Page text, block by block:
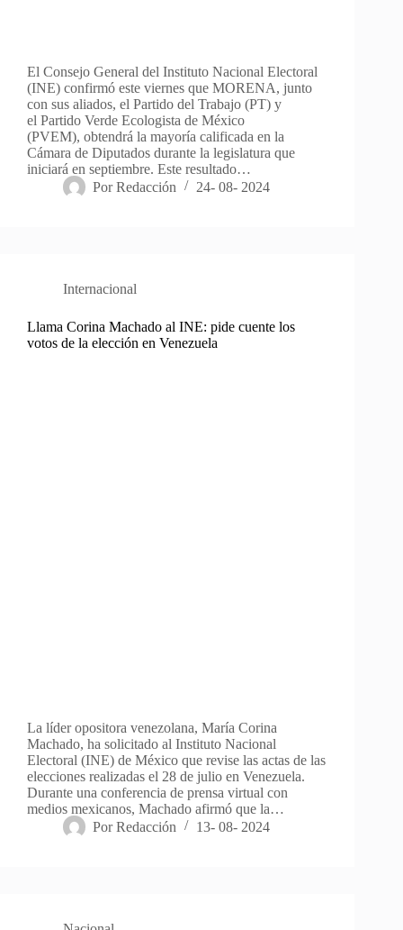
El Consejo General del Instituto Nacional Electoral
(INE) confirmó este viernes que MORENA, junto
con sus aliados, el Partido del Trabajo (PT) y
el Partido Verde Ecologista de México
(PVEM), obtendrá la mayoría calificada en la
Cámara de Diputados durante la legislatura que
iniciará en septiembre. Este resultado…
Por Redacción 24- 08- 2024
Internacional
Llama Corina Machado al INE: pide cuente los
votos de la elección en Venezuela
La líder opositora venezolana, María Corina
Machado, ha solicitado al Instituto Nacional
Electoral (INE) de México que revise las actas de las
elecciones realizadas el 28 de julio en Venezuela.
Durante una conferencia de prensa virtual con
medios mexicanos, Machado afirmó que la…
Por Redacción 13- 08- 2024